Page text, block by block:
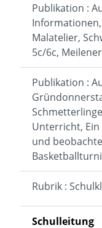
Publikation :
Malatelier,
5c/6c,
Publikation :
Unterricht,
und
Rubrik :
Schulleitung